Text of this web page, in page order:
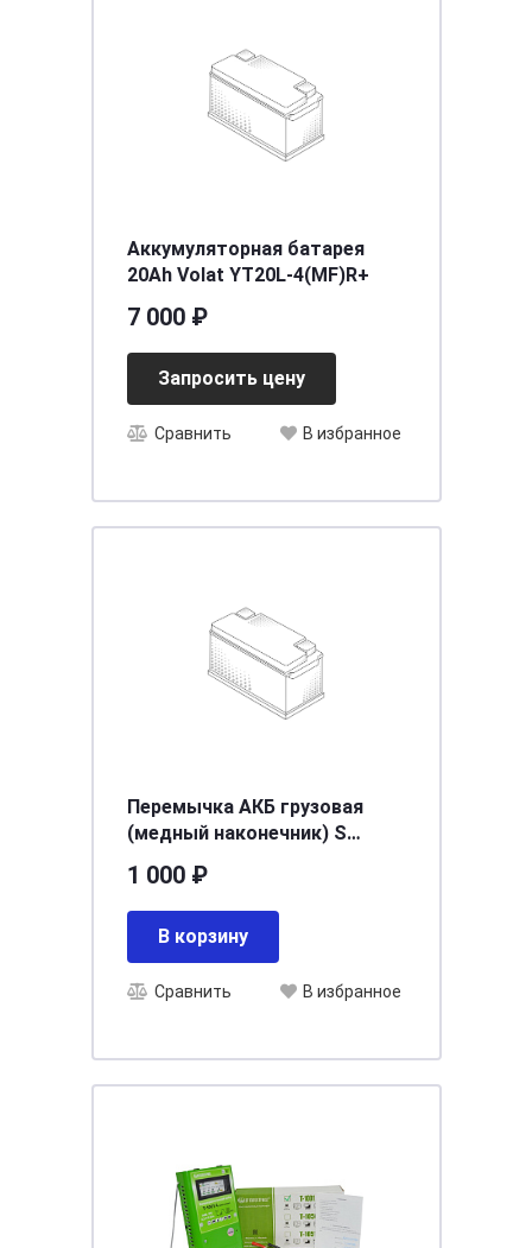
Аккумуляторная батарея
20Ah Volat YT20L-4(MF)R+
7 000 ₽
Запросить цену
Сравнить В избранное
Перемычка АКБ грузовая
(медный наконечник) S
1 000 ₽
В корзину
Сравнить В избранное